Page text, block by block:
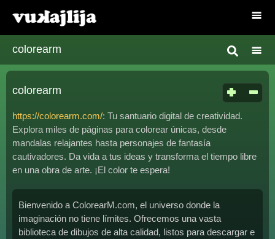
colorearm
colorearm
https://colorearm.com/: Tu santuario digital de creatividad.
Explora miles de páginas para colorear únicas, desde
mandalas relajantes hasta personajes de fantasía
cautivadores. Da vida a tus ideas y transforma el tiempo libre
en una obra de arte. ¡El color te espera!
Bienvenido a ColorearM.com, el universo donde la
imaginación no tiene límites. Ofrecemos una vasta
biblioteca de dibujos de alta calidad, listos para descargar e